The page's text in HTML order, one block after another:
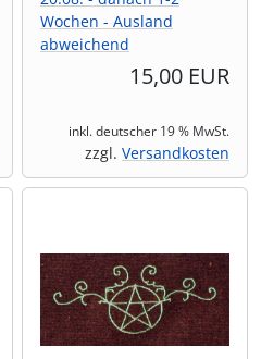
Wochen - Ausland
abweichend
15,00 EUR
inkl. deutscher 19 % MwSt.
zzgl. Versandkosten